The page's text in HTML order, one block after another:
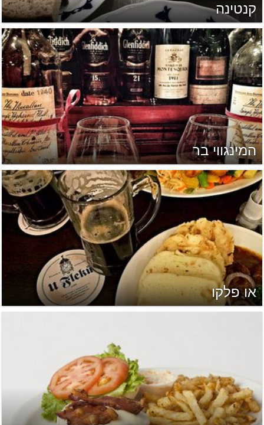
קנטינה
המינגווי בר
או פלקו